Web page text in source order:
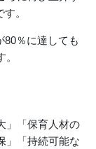
。
80％に達しても
」「保育人材の
」「持続可能な